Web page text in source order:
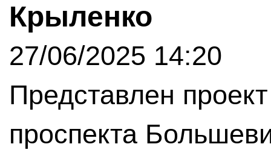
Крыленко
27/06/2025 14:20
Представлен
проспекта